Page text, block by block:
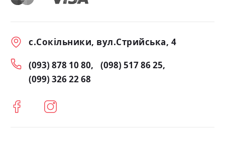
с.Сокільники, вул.Стрийська, 4
(093) 878 10 80
(098) 517 86 25
(099) 326 22 68